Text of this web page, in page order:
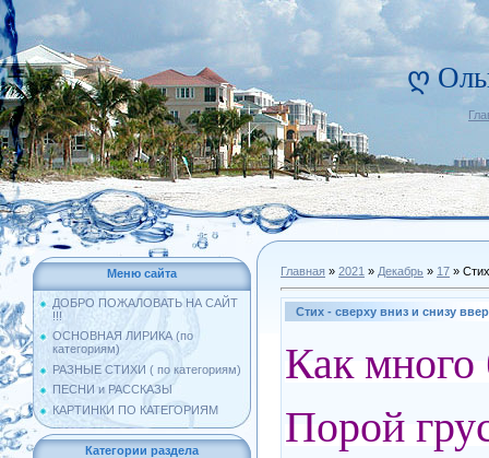
ღ
Меню сайта
ДОБРО ПОЖАЛОВАТЬ НА САЙТ
!!!
ОСНОВНАЯ ЛИРИКА (по
категориям)
РАЗНЫЕ СТИХИ ( по категориям)
ПЕСНИ и РАССКАЗЫ
КАРТИНКИ ПО КАТЕГОРИЯМ
Категории раздела
Главная » 2021 » Декабрь » 17 »
Стих - сверху вниз и снизу
Как
Порой